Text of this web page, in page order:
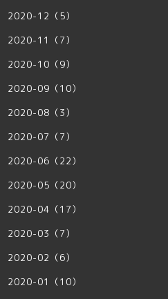
2020-12（5）
2020-11（7）
2020-10（9）
2020-09（10）
2020-08（3）
2020-07（7）
2020-06（22）
2020-05（20）
2020-04（17）
2020-03（7）
2020-02（6）
2020-01（10）